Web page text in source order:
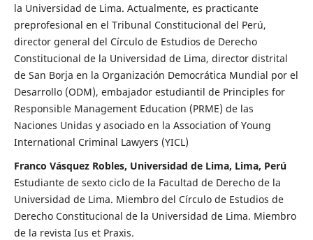
la Universidad de Lima. Actualmente, es practicante
preprofesional en el Tribunal Constitucional del Perú,
director general del Círculo de Estudios de Derecho
Constitucional de la Universidad de Lima, director distrital
de San Borja en la Organización Democrática Mundial por el
Desarrollo (ODM), embajador estudiantil de Principles for
Responsible Management Education (PRME) de las
Naciones Unidas y asociado en la Association of Young
International Criminal Lawyers (YICL)
Franco Vásquez Robles, Universidad de Lima, Lima, Perú
Estudiante de sexto ciclo de la Facultad de Derecho de la
Universidad de Lima. Miembro del Círculo de Estudios de
Derecho Constitucional de la Universidad de Lima. Miembro
de la revista Ius et Praxis.